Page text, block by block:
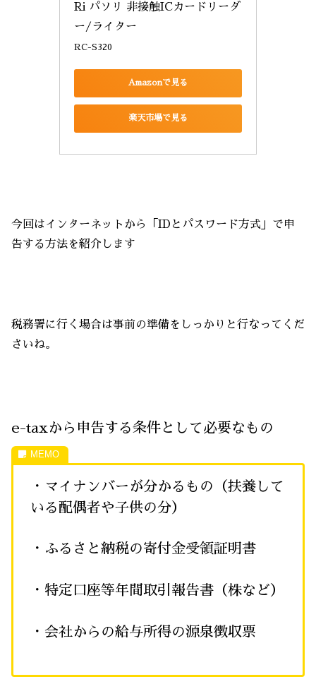
Ri パソリ 非接触ICカードリーダ
ー/ライター
RC-S320
Amazonで見る
楽天市場で見る
今回はインターネットから「IDとパスワード方式」で申
告する方法を紹介します
税務署に行く場合は事前の準備をしっかりと行なってくだ
さいね。
e-taxから申告する条件として必要なもの
・マイナンバーが分かるもの（扶養して
いる配偶者や子供の分）
・ふるさと納税の寄付金受領証明書
・特定口座等年間取引報告書（株など）
・会社からの給与所得の源泉徴収票